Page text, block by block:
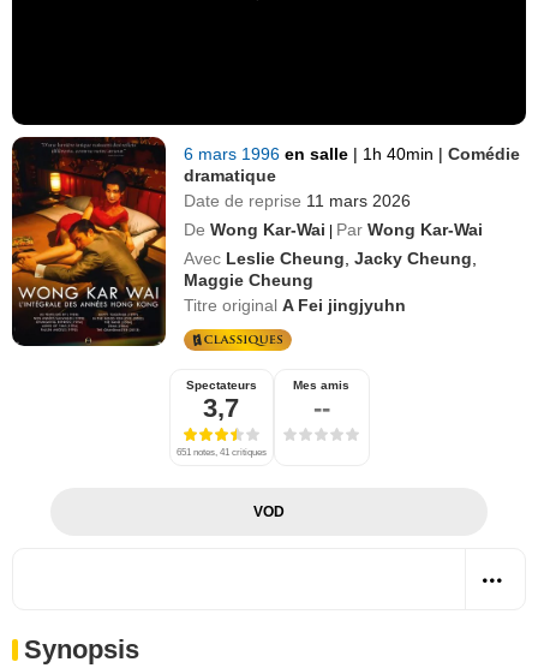
6 mars 1996en salle | 1h 40min | Comédie
dramatique
Date de reprise 11 mars 2026
De Wong Kar-Wai | Par Wong Kar-Wai
Avec Leslie Cheung ,Jacky Cheung
Maggie Cheung
Titre originalA Fei jingjyuhn
Spectateurs
3,7
651 notes, 41 critiques
Mes amis
--
VOD
Synopsis